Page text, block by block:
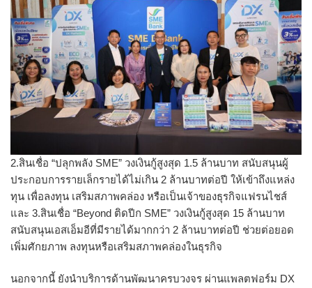
2.สินเชื่อ “ปลุกพลัง SME” วงเงินกู้สูงสุด 1.5 ล้านบาท สนับสนุนผู้
ประกอบการรายเล็กรายได้ไม่เกิน 2 ล้านบาทต่อปี ให้เข้าถึงแหล่ง
ทุน เพื่อลงทุน เสริมสภาพคล่อง หรือเป็นเจ้าของธุรกิจแฟรนไชส์
และ 3.สินเชื่อ “Beyond ติดปีก SME” วงเงินกู้สูงสุด 15 ล้านบาท
สนับสนุนเอสเอ็มอีที่มีรายได้มากกว่า 2 ล้านบาทต่อปี ช่วยต่อยอด
เพิ่มศักยภาพ ลงทุนหรือเสริมสภาพคล่องในธุรกิจ
นอกจากนี้ ยังนำบริการด้านพัฒนาครบวงจร ผ่านแพลตฟอร์ม DX